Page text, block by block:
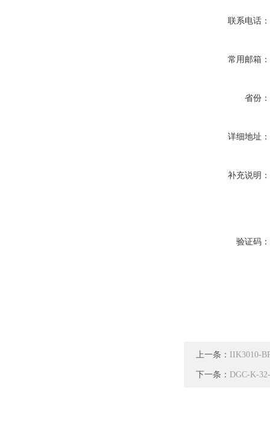
联系电话：
常用邮箱：
省份：
详细地址：
补充说明：
验证码：
上一条： IIK3010-
下一条： DGC-K-